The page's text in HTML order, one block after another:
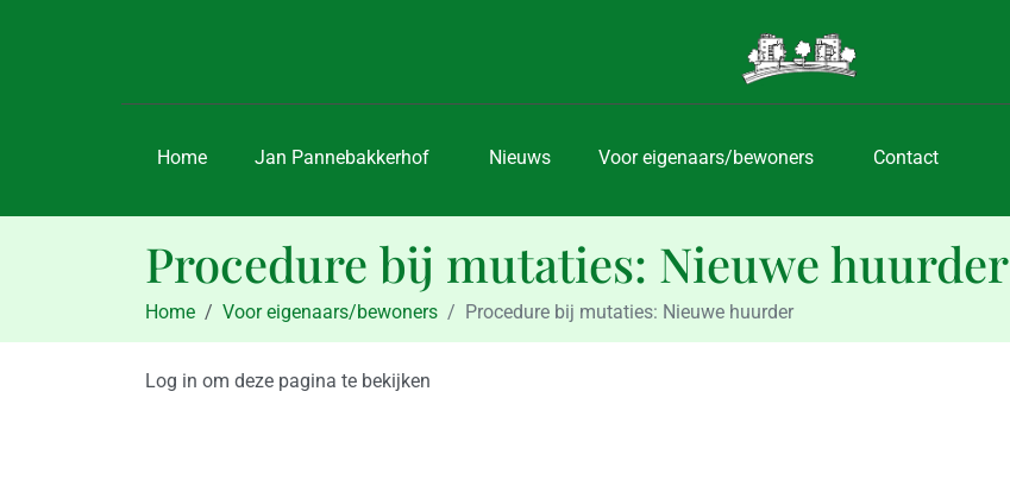
Home Jan Pannebakkerhof Nieuws Voor eigenaars/bewoners Contact
Procedure bij mutaties: Nieuwe huurder
Home Voor eigenaars/bewoners Procedure bij mutaties: Nieuwe huurder
Log in om deze pagina te bekijken